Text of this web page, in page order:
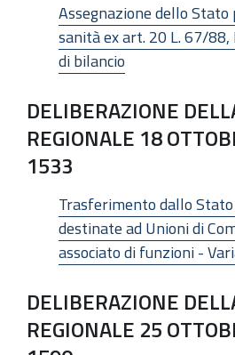
Assegnazione dello
sanità ex art. 20 L. 67/88,
di bilancio
DELIBERAZIONE
REGIONALE 18
1533
Trasferimento dallo
destinate ad Unioni di
associato di funzioni -
DELIBERAZIONE
REGIONALE 25